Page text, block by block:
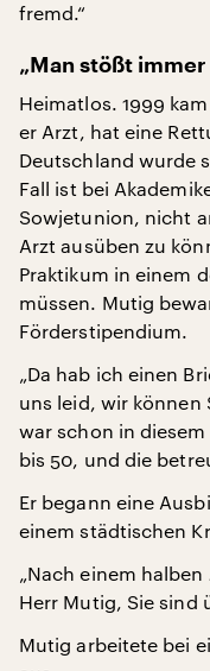
fremd.“
„Man stößt
Heimatlos. 1999
er Arzt, hat eine
Deutschland wurde
Fall ist bei
Sowjetunion, nicht
Arzt ausüben zu
Praktikum in einem
müssen. Mutig
Förderstipendium.
„Da hab ich einen
uns leid, wir können
war schon in
bis 50, und die
Er begann eine
einem städtischen
„Nach einem
Herr Mutig, Sie sind
Mutig arbeitete bei